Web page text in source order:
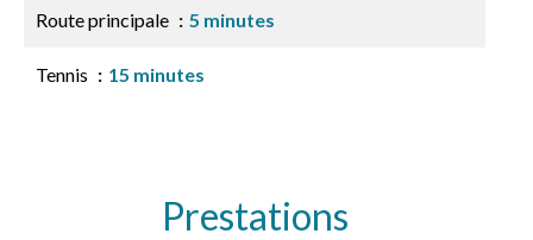
Route principale 5 minutes
Tennis 15 minutes
Prestations